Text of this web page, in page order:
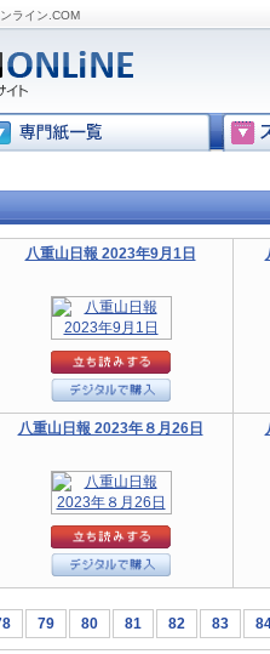
ライン.COM
八重山日報 2023年9月1日
八重山日報 2023年８月26日
79 80 81 82 83